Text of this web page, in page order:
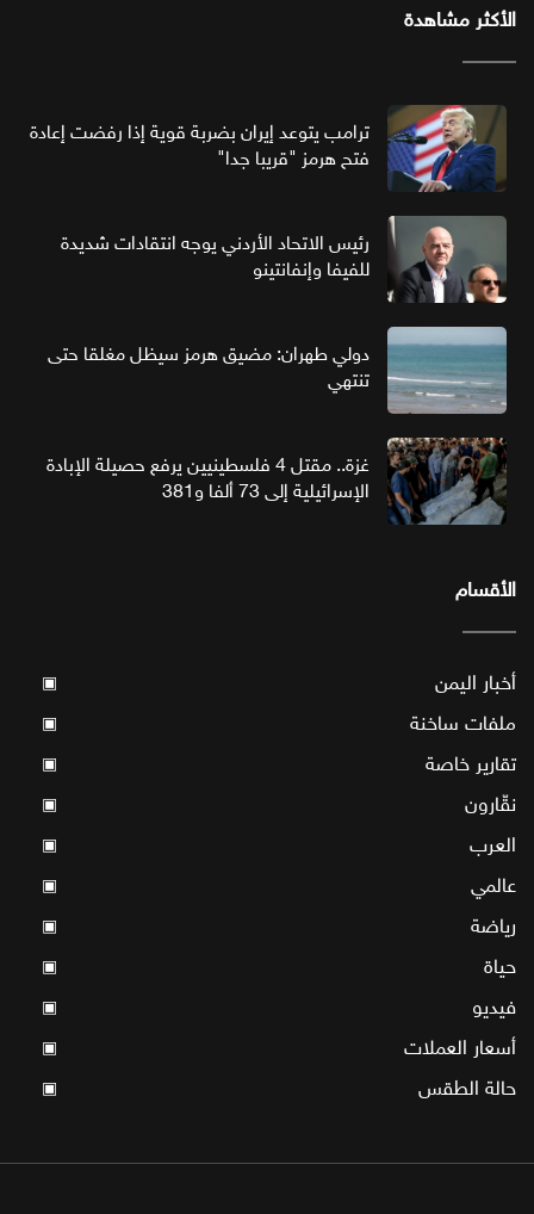
الأكثر مشاهدة
ترامب يتوعد إيران بضربة قوية إذا رفضت إعادة
فتح هرمز "قريبا جدا"
رئيس الاتحاد الأردني يوجه انتقادات شديدة
للفيفا وإنفانتينو
دولي طهران: مضيق هرمز سيظل مغلقا حتى
تنتهي
غزة.. مقتل 4 فلسطينيين يرفع حصيلة الإبادة
الإسرائيلية إلى 73 ألفا و381
الأقسام
أخبار اليمن ▣
ملفات ساخنة ▣
تقارير خاصة ▣
نقّارون ▣
العرب ▣
عالمي ▣
رياضة ▣
حياة ▣
فيديو ▣
أسعار العملات ▣
حالة الطقس ▣